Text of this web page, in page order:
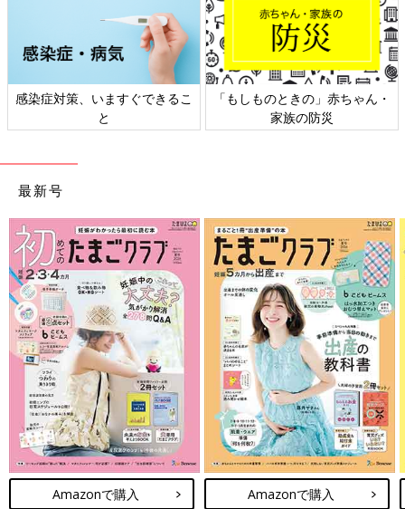
「もしものときの」赤ちゃん・
家族の防災
日本外来小児科学会リーフレッ
ト検討会
最新号
Amazonで購入 Amazonで購入